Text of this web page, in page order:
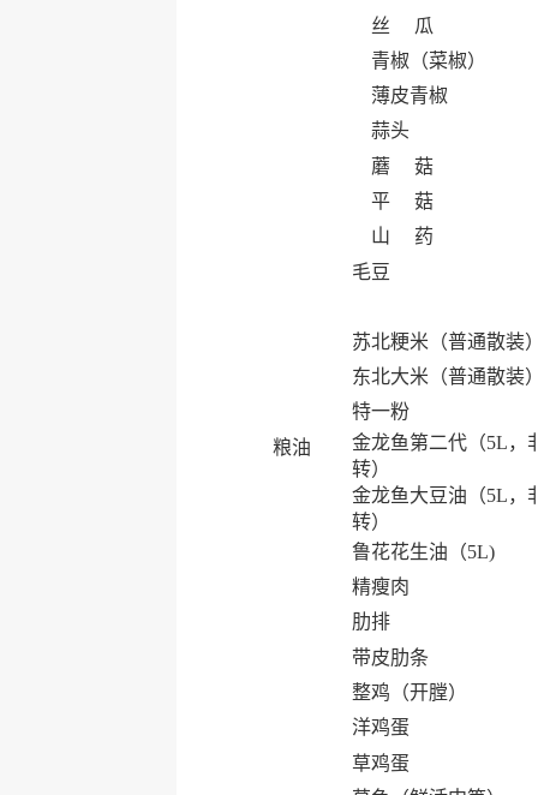
丝 瓜
青椒（菜椒）
薄皮青椒
蒜头
蘑 菇
平 菇
山 药
毛豆
粮油
苏北粳米（普通散装
东北大米（普通散装
特一粉
金龙鱼第二代（5L，
转）
金龙鱼大豆油（5L，
转）
鲁花花生油（5L)
精瘦肉
肋排
带皮肋条
整鸡（开膛）
洋鸡蛋
草鸡蛋